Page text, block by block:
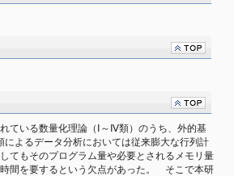
ている数量化理論（Ⅰ～Ⅳ類）のうち、外的基
よるデータ分析においては従来膨大な行列計
てもそのプログラム量や必要とされるメモリ量
間を要するという欠点があった。　そこで本研